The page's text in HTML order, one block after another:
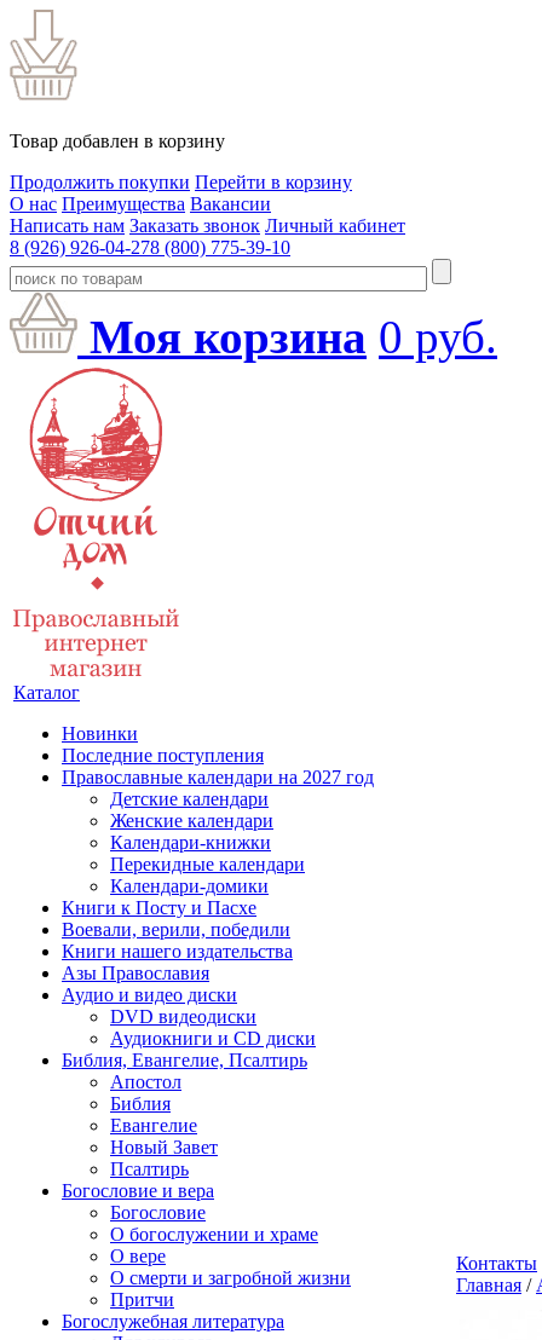
Товар добавлен в корзину
Продолжить покупки Перейти в корзину
О нас Преимущества Вакансии
Написать нам Заказать звонок Личный кабинет
8 (926) 926-04-278 (800) 775-39-10
Моя корзина 0 руб.
Каталог
Новинки
Последние поступления
Православные календари на 2027 год
Детские календари
Женские календари
Календари-книжки
Перекидные календари
Календари-домики
Книги к Посту и Пасхе
Воевали, верили, победили
Книги нашего издательства
Азы Православия
Аудио и видео диски
DVD видеодиски
Аудиокниги и CD диски
Библия, Евангелие, Псалтирь
Апостол
Библия
Евангелие
Новый Завет
Псалтирь
Богословие и вера
Богословие
О богослужении и храме
О вере
О смерти и загробной жизни
Притчи
Богослужебная литература
Контакты
Главная /